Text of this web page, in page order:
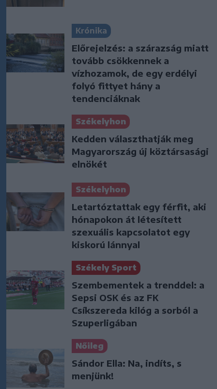
Krónika
Előrejelzés: a szárazság miatt
tovább csökkennek a
vízhozamok, de egy erdélyi
folyó fittyet hány a
tendenciáknak
Székelyhon
Kedden választhatják meg
Magyarország új köztársasági
elnökét
Székelyhon
Letartóztattak egy férfit, aki
hónapokon át létesített
szexuális kapcsolatot egy
kiskorú lánnyal
Székely Sport
Szembementek a trenddel: a
Sepsi OSK és az FK
Csíkszereda kilóg a sorból a
Szuperligában
Nőileg
Sándor Ella: Na, indíts, s
menjünk!